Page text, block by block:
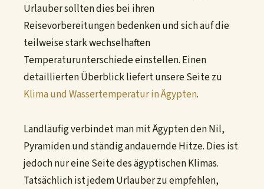
Urlauber sollten dies bei ihren
Reisevorbereitungen bedenken und sich auf die
teilweise stark wechselhaften
Temperaturunterschiede einstellen. Einen
detaillierten Überblick liefert unsere Seite zu
Klima und Wassertemperatur in Ägypten.
Landläufig verbindet man mit Ägypten den Nil,
Pyramiden und ständig andauernde Hitze. Dies ist
jedoch nur eine Seite des ägyptischen Klimas.
Tatsächlich ist jedem Urlauber zu empfehlen,